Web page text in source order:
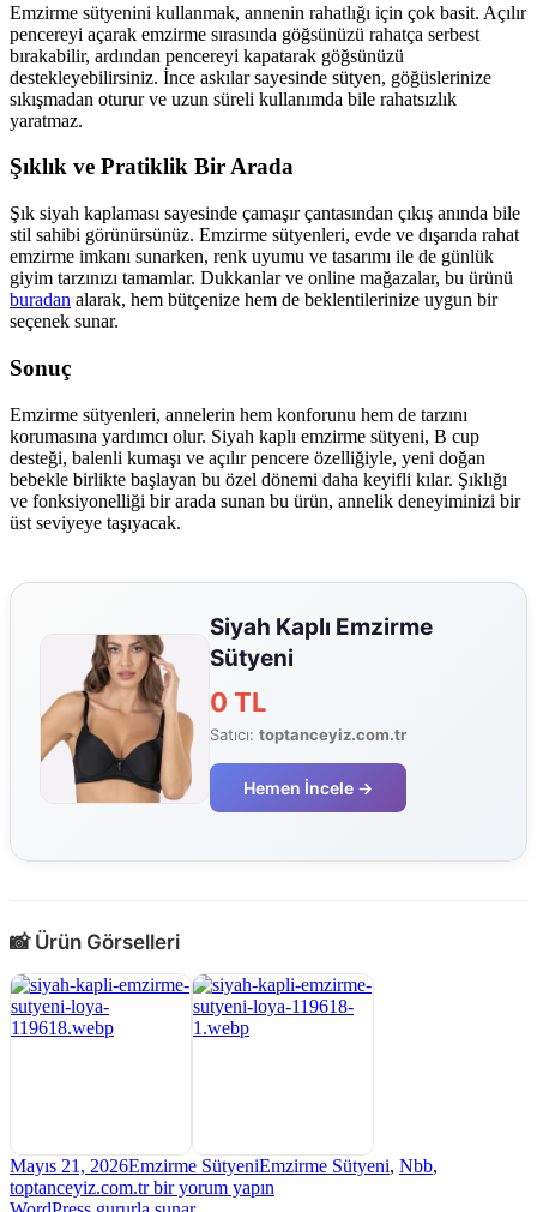
Emzirme sütyenini kullanmak, annenin rahatlığı için çok basit. Açılır
pencereyi açarak emzirme sırasında göğsünüzü rahatça serbest
bırakabilir, ardından pencereyi kapatarak göğsünüzü
destekleyebilirsiniz. İnce askılar sayesinde sütyen, göğüslerinize
sıkışmadan oturur ve uzun süreli kullanımda bile rahatsızlık
yaratmaz.
Şıklık ve Pratiklik Bir Arada
Şık siyah kaplaması sayesinde çamaşır çantasından çıkış anında bile
stil sahibi görünürsünüz. Emzirme sütyenleri, evde ve dışarıda rahat
emzirme imkanı sunarken, renk uyumu ve tasarımı ile de günlük
giyim tarzınızı tamamlar. Dukkanlar ve online mağazalar, bu ürünü
buradan alarak, hem bütçenize hem de beklentilerinize uygun bir
seçenek sunar.
Sonuç
Emzirme sütyenleri, annelerin hem konforunu hem de tarzını
korumasına yardımcı olur. Siyah kaplı emzirme sütyeni, B cup
desteği, balenli kumaşı ve açılır pencere özelliğiyle, yeni doğan
bebekle birlikte başlayan bu özel dönemi daha keyifli kılar. Şıklığı
ve fonksiyonelliği bir arada sunan bu ürün, annelik deneyiminizi bir
üst seviyeye taşıyacak.
Siyah Kaplı Emzirme
Sütyeni
0 TL
Satıcı: toptanceyiz.com.tr
Hemen İncele →
📸 Ürün Görselleri
Yayın
tarihi
Mayıs 21, 2026Kategoriler
Emzirme SütyeniEtiketler
Emzirme Sütyeni, Nbb,
toptanceyiz.com.trSiyah
Kaplı
bir yorum yapın